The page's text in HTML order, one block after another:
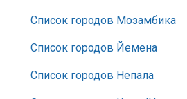
Список городов Мозамбика
Список городов Йемена
Список городов Непала